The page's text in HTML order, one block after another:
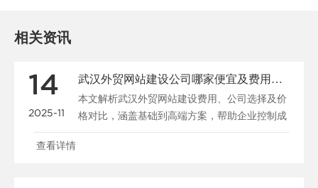
相关资讯
14
2025-11
武汉外贸网站建设公司哪家便宜及费用指南
本文解析武汉外贸网站建设费用、公司选择及价
格对比，涵盖基础到高端方案，帮助企业控制成
本并提升国际竞争......
查看详情